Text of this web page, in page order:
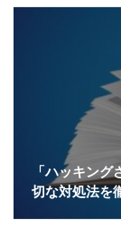
「ハッキン
切な対処法を